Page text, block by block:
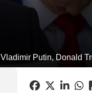
Vladimir Putin, Donald